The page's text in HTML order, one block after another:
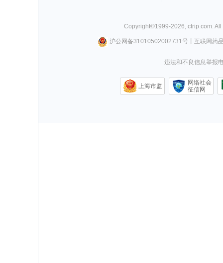
Copyright©1999-2026, ctrip.com.
沪公网备31010502002731号丨 互联网药
违法和不良信息举报
上海市监
网络社会
征信网